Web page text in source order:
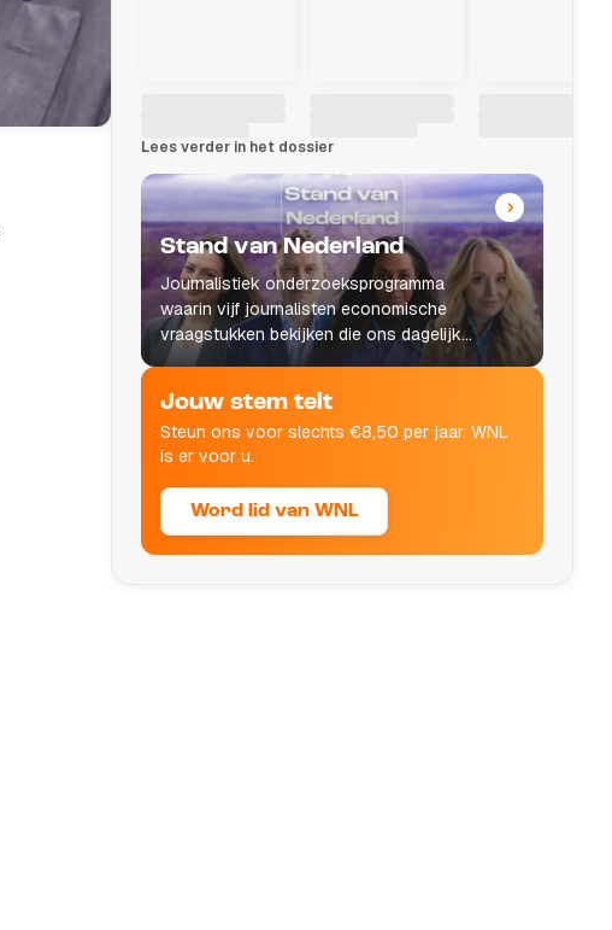
Lees verder in het dossier
Stand van Nederland
Journalistiek onderzoeksprogramma
waarin vijf journalisten economische
vraagstukken bekijken die ons dagelijks
leven raken.
Jouw stem telt
Steun ons voor slechts €8,50 per jaar. WNL
is er voor u.
Word lid van WNL